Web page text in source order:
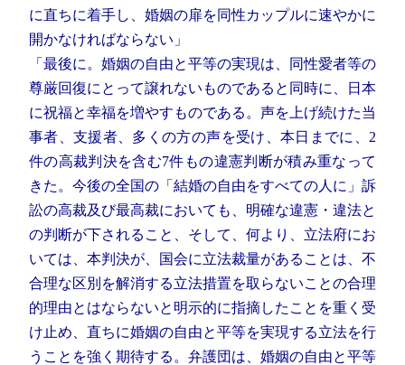
に直ちに着手し、婚姻の扉を同性カップルに速やかに
開かなければならない」
「最後に。婚姻の自由と平等の実現は、同性愛者等の
尊厳回復にとって譲れないものであると同時に、日本
に祝福と幸福を増やすものである。声を上げ続けた当
事者、支援者、多くの方の声を受け、本日までに、2
件の高裁判決を含む7件もの違憲判断が積み重なって
きた。今後の全国の「結婚の自由をすべての人に」訴
訟の高裁及び最高裁においても、明確な違憲・違法と
の判断が下されること、そして、何より、立法府にお
いては、本判決が、国会に立法裁量があることは、不
合理な区別を解消する立法措置を取らないことの合理
的理由とはならないと明示的に指摘したことを重く受
け止め、直ちに婚姻の自由と平等を実現する立法を行
うことを強く期待する。弁護団は、婚姻の自由と平等